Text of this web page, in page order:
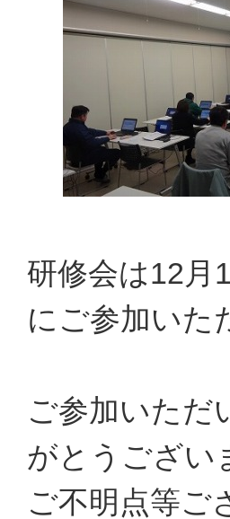
研修会は12月
にご参加いた
ご参加いただ
がとうござい
ご不明点等ご